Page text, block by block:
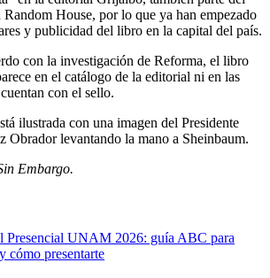
House, por lo que ya han empezado
y publicidad del libro en la capital del país.
con la investigación de Reforma, el libro
en el catálogo de la editorial ni en las
con el sello.
ilustrada con una imagen del Presidente
Obrador levantando la mano a Sheinbaum.
Embargo.